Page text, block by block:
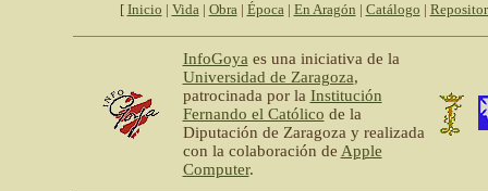
[ Inicio | Vida| Obra| Época| En Aragón | Catálogo |
InfoGoya es una iniciativa de la
Universidad de Zaragoza,
patrocinada por la Institución
Fernando el Católico de la
Diputación de Zaragoza y realizada
con la colaboración de Apple
Computer.